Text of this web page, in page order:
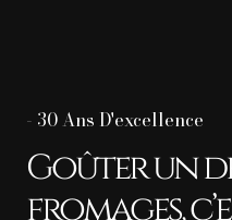
- 30 Ans D'excellence
Goûter un
fromages,